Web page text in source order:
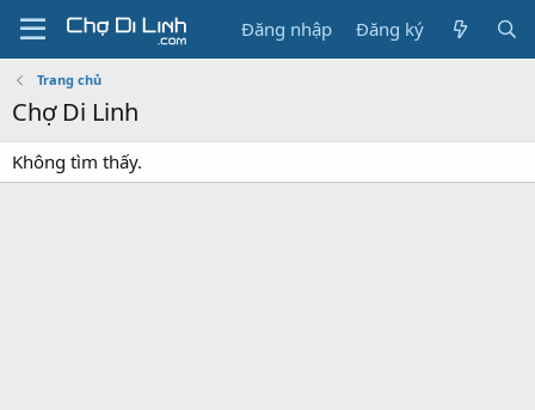
Đăng nhập Đăng ký
Trang chủ
Chợ Di Linh
Không tìm thấy.